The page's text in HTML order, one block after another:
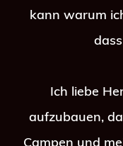
kann warum
Ich liebe
aufzubauen,
Campen und